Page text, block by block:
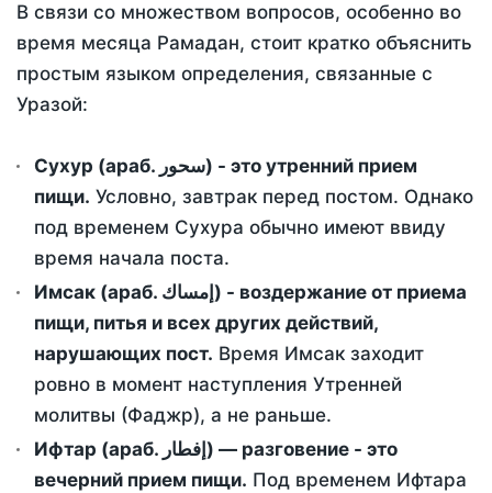
В связи со множеством вопросов, особенно во
время месяца Рамадан, стоит кратко объяснить
простым языком определения, связанные с
Уразой:
Сухур (араб. سحور) - это утренний прием
пищи. Условно, завтрак перед постом. Однако
под временем Сухура обычно имеют ввиду
время начала поста.
Имсак (араб. إمساك) - воздержание от приема
пищи, питья и всех других действий,
нарушающих пост. Время Имсак заходит
ровно в момент наступления Утренней
молитвы (Фаджр), а не раньше.
Ифтар (араб. إفطار) — разговение - это
вечерний прием пищи. Под временем Ифтара